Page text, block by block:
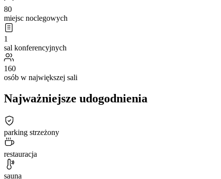
80
miejsc noclegowych
1
sal konferencyjnych
160
osób w największej sali
Najważniejsze udogodnienia
parking strzeżony
restauracja
sauna